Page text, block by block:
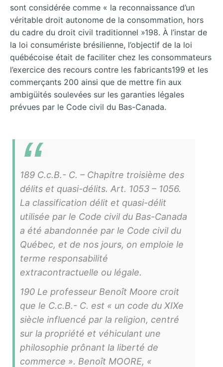
sont considérée comme « la reconnaissance d’un
véritable droit autonome de la consommation, hors
du cadre du droit civil traditionnel »198. À l’instar de
la loi consumériste brésilienne, l’objectif de la loi
québécoise était de faciliter chez les consommateurs
l’exercice des recours contre les fabricants199 et les
commerçants 200 ainsi que de mettre fin aux
ambigüités soulevées sur les garanties légales
prévues par le Code civil du Bas-Canada.
189 C.c.B.- C. – Chapitre troisième des
délits et quasi-délits. Art. 1053 – 1056.
La classification délit et quasi-délit
utilisée par le Code civil du Bas-Canada
a été abandonnée par le Code civil du
Québec, et de nos jours, on emploie le
terme responsabilité
extracontractuelle ou légale.
190 Le professeur Benoît Moore croit
que le C.c.B.- C. est « un code du XIXe
siècle influencé par la religion, centré
sur la propriété et véhiculant une
philosophie prônant la liberté de
commerce ». Benoît MOORE, «